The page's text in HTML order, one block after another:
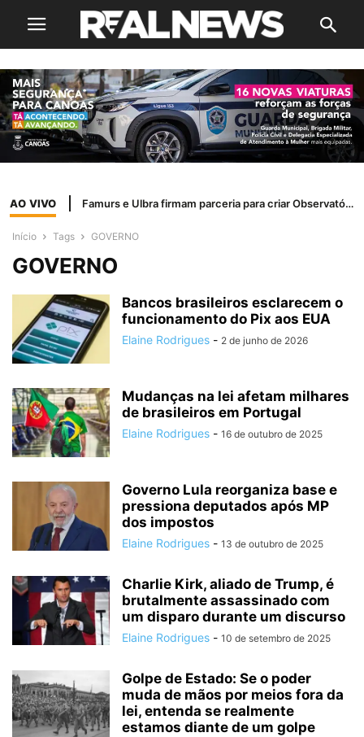
AO VIVO Famurs e Ulbra firmam parceria para criar Observatório de Dados dos Municípios Gaúchos
Início Tags GOVERNO
GOVERNO
Bancos brasileiros esclarecem o
funcionamento do Pix aos EUA
Elaine Rodrigues - 2 de junho de 2026
Mudanças na lei afetam milhares
de brasileiros em Portugal
Elaine Rodrigues - 16 de outubro de 2025
Governo Lula reorganiza base e
pressiona deputados após MP
dos impostos
Elaine Rodrigues - 13 de outubro de 2025
Charlie Kirk, aliado de Trump, é
brutalmente assassinado com
um disparo durante um discurso
Elaine Rodrigues - 10 de setembro de 2025
Golpe de Estado: Se o poder
muda de mãos por meios fora da
lei, entenda se realmente
estamos diante de um golpe